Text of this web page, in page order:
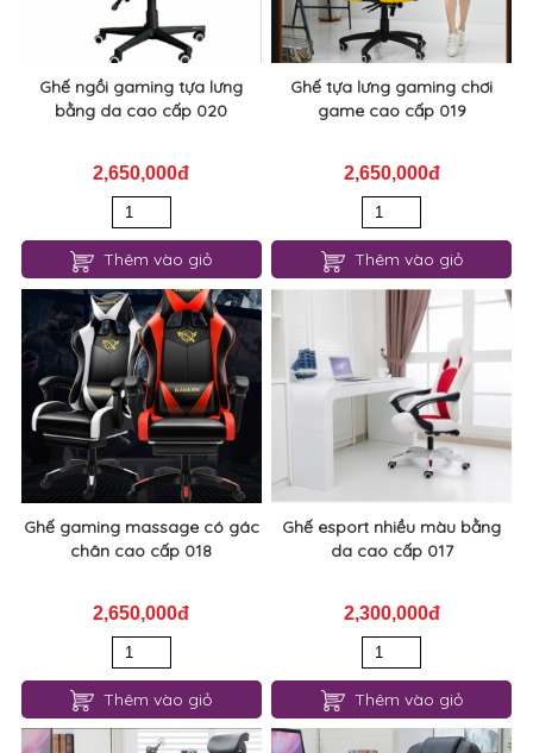
Ghế ngồi gaming tựa lưng
bằng da cao cấp 020
2,650,000đ
Thêm vào giỏ
Ghế tựa lưng gaming chơi
game cao cấp 019
2,650,000đ
Thêm vào giỏ
Ghế gaming massage có gác
chân cao cấp 018
2,650,000đ
Thêm vào giỏ
Ghế esport nhiều màu bằng
da cao cấp 017
2,300,000đ
Thêm vào giỏ